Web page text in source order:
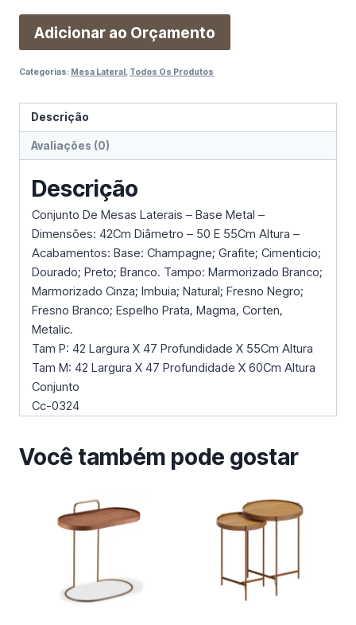
Adicionar ao Orçamento
Categorias: Mesa Lateral , Todos Os Produtos
Descrição
Avaliações (0)
Descrição
Conjunto De Mesas Laterais – Base Metal –
Dimensões: 42Cm Diâmetro – 50 E 55Cm Altura –
Acabamentos: Base: Champagne; Grafite; Cimenticio;
Dourado; Preto; Branco. Tampo: Marmorizado Branco;
Marmorizado Cinza; Imbuia; Natural; Fresno Negro;
Fresno Branco; Espelho Prata, Magma, Corten,
Metalic.
Tam P: 42 Largura X 47 Profundidade X 55Cm Altura
Tam M: 42 Largura X 47 Profundidade X 60Cm Altura
Conjunto
Cc-0324
Você também pode gostar